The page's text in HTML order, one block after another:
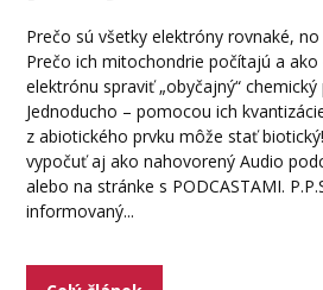
Prečo sú všetky elektróny rovnaké,
Prečo ich mitochondrie počítajú a ako
elektrónu spraviť „obyčajný“ chemický
Jednoducho – pomocou ich
z abiotického prvku môže stať
vypočuť aj ako nahovorený Audio
alebo na stránke s PODCASTAMI.
informovaný...